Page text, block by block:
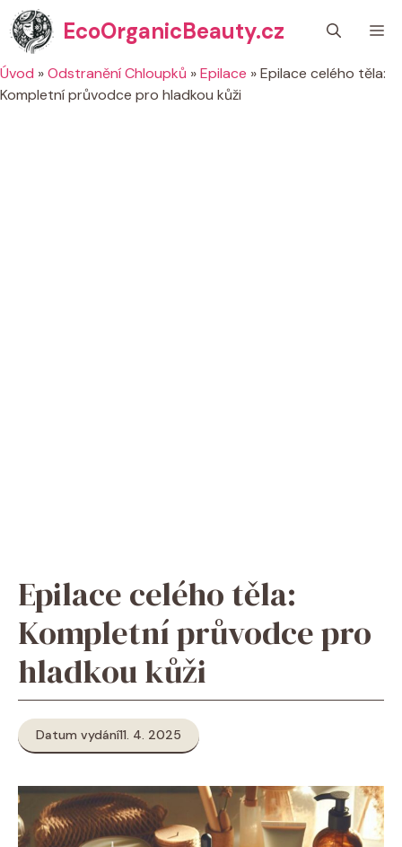
Přeskočit
na
obsah
EcoOrganicBeauty.cz
Úvod »Odstranění Chloupků »Epilace »Epilace celého těla:
Kompletní průvodce pro hladkou kůži
Epilace celého těla:
Kompletní průvodce pro
hladkou kůži
Datum vydání11. 4. 2025